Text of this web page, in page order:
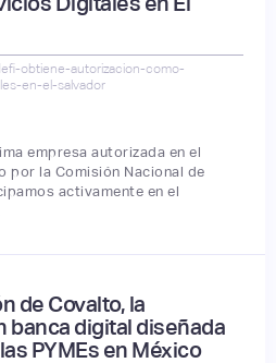
obtiene-autorizacion-como-
en-el-salvador
empresa autorizada en el
por la Comisión Nacional de
activamente en el
de Covalto, la
banca digital diseñada
PYMEs en México